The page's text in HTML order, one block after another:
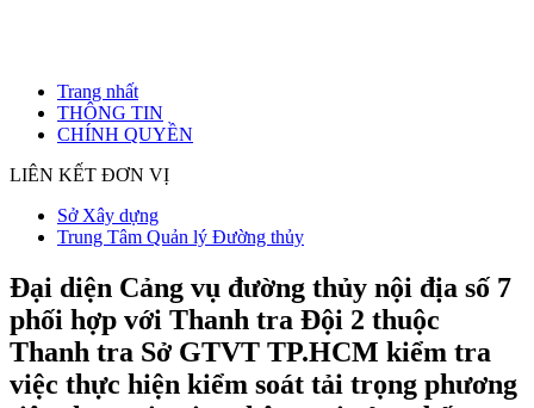
Trang nhất
THÔNG TIN
CHÍNH QUYỀN
LIÊN KẾT ĐƠN VỊ
Sở Xây dựng
Trung Tâm Quản lý Đường thủy
Đại diện Cảng vụ đường thủy nội địa số 7
phối hợp với Thanh tra Đội 2 thuộc
Thanh tra Sở GTVT TP.HCM kiểm tra
việc thực hiện kiểm soát tải trọng phương